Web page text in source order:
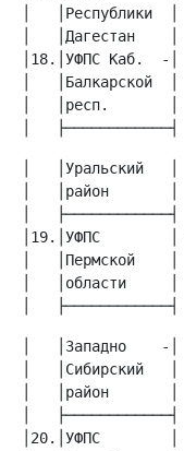
│
│18.│УФПС Каб.
│
│   │респ.
│
│
│   │район
│19.│УФПС
│
│   │области
│
│   │Западно
│
│   │район
│20.│УФПС